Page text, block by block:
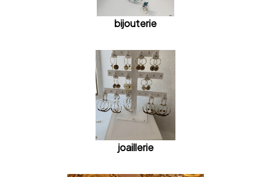
bijouterie
joaillerie